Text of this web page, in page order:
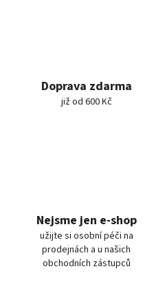
Doprava zdarma
již od 600 Kč
Nejsme jen e-shop
užijte si osobní péči na
prodejnách a u našich
obchodních zástupců